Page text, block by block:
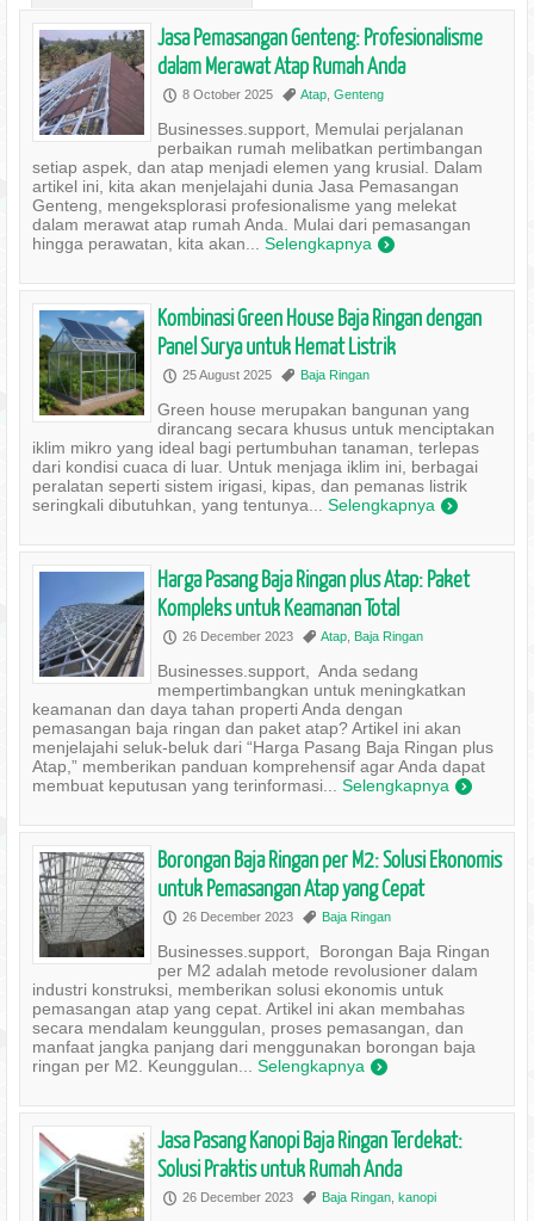
Jasa Pemasangan Genteng: Profesionalisme
dalam Merawat Atap Rumah Anda
P 8 October 2025 , Atap, Genteng
Businesses.support, Memulai perjalanan
perbaikan rumah melibatkan pertimbangan
setiap aspek, dan atap menjadi elemen yang krusial. Dalam
artikel ini, kita akan menjelajahi dunia Jasa Pemasangan
Genteng, mengeksplorasi profesionalisme yang melekat
dalam merawat atap rumah Anda. Mulai dari pemasangan
hingga perawatan, kita akan... Selengkapnya )
Kombinasi Green House Baja Ringan dengan
Panel Surya untuk Hemat Listrik
P 25 August 2025 , Baja Ringan
Green house merupakan bangunan yang
dirancang secara khusus untuk menciptakan
iklim mikro yang ideal bagi pertumbuhan tanaman, terlepas
dari kondisi cuaca di luar. Untuk menjaga iklim ini, berbagai
peralatan seperti sistem irigasi, kipas, dan pemanas listrik
seringkali dibutuhkan, yang tentunya... Selengkapnya )
Harga Pasang Baja Ringan plus Atap: Paket
Kompleks untuk Keamanan Total
P 26 December 2023 , Atap, Baja Ringan
Businesses.support, Anda sedang
mempertimbangkan untuk meningkatkan
keamanan dan daya tahan properti Anda dengan
pemasangan baja ringan dan paket atap? Artikel ini akan
menjelajahi seluk-beluk dari “Harga Pasang Baja Ringan plus
Atap,” memberikan panduan komprehensif agar Anda dapat
membuat keputusan yang terinformasi... Selengkapnya )
Borongan Baja Ringan per M2: Solusi Ekonomis
untuk Pemasangan Atap yang Cepat
P 26 December 2023 , Baja Ringan
Businesses.support, Borongan Baja Ringan
per M2 adalah metode revolusioner dalam
industri konstruksi, memberikan solusi ekonomis untuk
pemasangan atap yang cepat. Artikel ini akan membahas
secara mendalam keunggulan, proses pemasangan, dan
manfaat jangka panjang dari menggunakan borongan baja
ringan per M2. Keunggulan... Selengkapnya )
Jasa Pasang Kanopi Baja Ringan Terdekat:
Solusi Praktis untuk Rumah Anda
P 26 December 2023 , Baja Ringan, kanopi